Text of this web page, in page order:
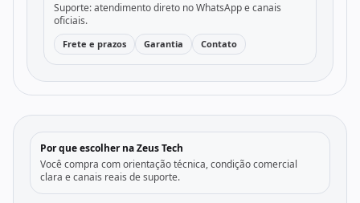
Suporte: atendimento direto no WhatsApp e canais
oficiais.
Frete e prazos Garantia Contato
Por que escolher na Zeus Tech
Você compra com orientação técnica, condição comercial
clara e canais reais de suporte.